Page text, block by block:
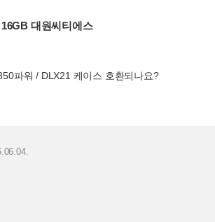
대원씨티에스
파워 / DLX21 케이스 호환되나요?